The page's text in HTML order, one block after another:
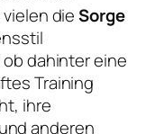
vielen dieSorge
dahinter eine
Training
ihre
und anderen